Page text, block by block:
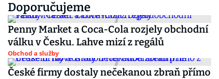
Doporučujeme
Penny Market a Coca-Cola rozjely obchodní
válku v Česku. Lahve mizí z regálů
Obchod a služby
České firmy dostaly nečekanou zbraň přímo